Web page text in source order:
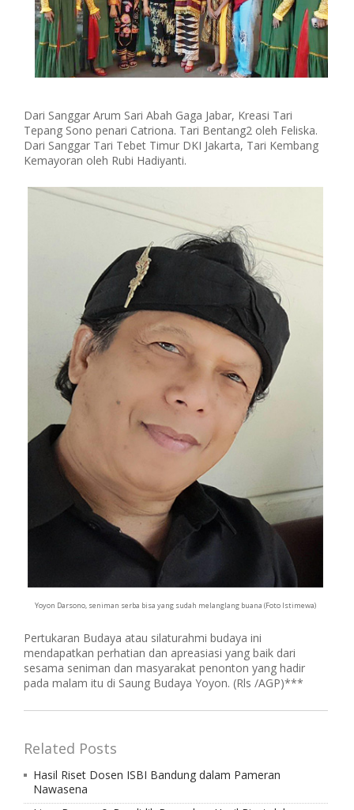
Dari Sanggar Arum Sari Abah Gaga Jabar, Kreasi Tari
Tepang Sono penari Catriona. Tari Bentang2 oleh Feliska.
Dari Sanggar Tari Tebet Timur DKI Jakarta, Tari Kembang
Kemayoran oleh Rubi Hadiyanti.
Yoyon Darsono, seniman serba bisa yang sudah melanglang buana (Foto Istimewa)
Pertukaran Budaya atau silaturahmi budaya ini
mendapatkan perhatian dan apreasiasi yang baik dari
sesama seniman dan masyarakat penonton yang hadir
pada malam itu di Saung Budaya Yoyon. (Rls /AGP)***
Related Posts
Hasil Riset Dosen ISBI Bandung dalam Pameran
Nawasena